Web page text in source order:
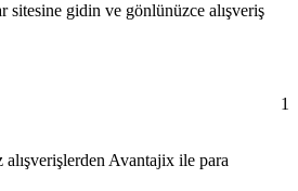
sitesine gidin ve gönlünüzce alışveriş
1
alışverişlerden Avantajix ile para